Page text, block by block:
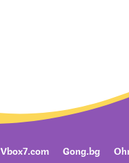
Vbox7.com Gong.bg